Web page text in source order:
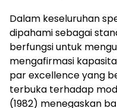
Dalam keseluruhan
dipahami sebagai
berfungsi untuk
mengafirmasi
par excellence yang
terbuka terhadap
(1982) menegaskan